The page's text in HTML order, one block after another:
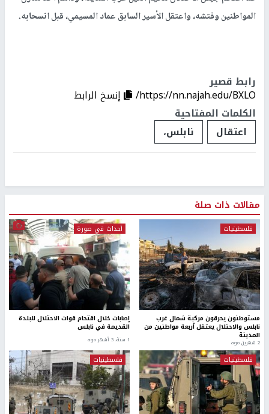
المواطنين وفتشه، واعتقل الأسير السابق عماد المسيمي، قبل انسحابه.
رابط قصير
https://nn.najah.edu/BXLO/
إنسخ الرابط
الكلمات المفتاحية
اعتقال
نابلس،
مقالات ذات صلة
فلسطينيات
مستوطنون يحرقون مركبة شمال غرب
نابلس والاحتلال يعتقل أربعة مواطنين من
المدينة
2 شهرين ago
أحداث في صورة
إصابات خلال اقتحام قوات الاحتلال للبلدة
القديمة في نابلس
1 سنة، 3 أشهر ago
فلسطينيات فلسطينيات